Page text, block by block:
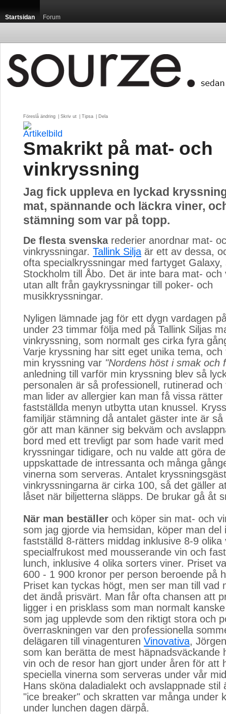
Startsidan Forum
Föreslå ändring Skriv ut Tipsa Dela
Smakrikt på mat- och
vinkryssning
Jag fick uppleva en lyckad
mat, spännande och läckra viner,
stämning som var på topp.
De flesta svenskarederier anordnar mat-
vinkryssningar. Tallink Silja är ett av dessa,
ofta specialkryssningar med fartyget
Stockholm till Åbo. Det är inte bara mat- och
utan allt från gaykryssningar till poker- och
musikkryssningar.
Nyligen lämnade jag för ett dygn vardagen
under 23 timmar följa med på Tallink Siljas
vinkryssning, som normalt ges cirka fyra
Varje kryssning har sitt eget unika tema,
min kryssning var "Nordens höst i smak och
anledning till varför min kryssning blev så
personalen är så professionell, rutinerad och
man lider av allergier kan man få vissa rätter
fastställda menyn utbytta utan knussel.
familjär stämning då antalet gäster inte är
gör att man känner sig bekväm och
bord med ett trevligt par som hade varit
kryssningar tidigare, och nu valde att göra
uppskattade de intressanta och många
vinerna som serveras. Antalet
vinkryssningarna är cirka 100, så det gäller
låset när biljetterna släpps. De brukar gå åt
När man beställer och köper sin mat- och
som jag gjorde via hemsidan, köper man del
fastställd 8-rätters middag inklusive 8-9 olika
specialfrukost med mousserande vin och
lunch, inklusive 4 olika sorters viner. Priset
600 - 1 900 kronor per person beroende på
Priset kan tyckas högt, men ser man till vad
det ändå prisvärt. Man får ofta chansen att
ligger i en prisklass som man normalt
som jag upplevde som den riktigt stora och
överraskningen var den professionella
delägaren till vinagenturen Vinovativa,
som kan berätta de mest häpnadsväckande
vin och de resor han gjort under åren för att
speciella vinerna som serveras under vår
Hans sköna daladialekt och avslappnade stil
"ice breaker" och skratten var många under
under lunchen dagen därpå.